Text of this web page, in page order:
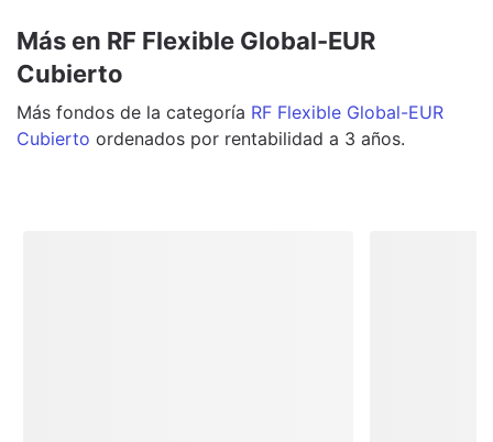
Más en RF Flexible Global-EUR
Cubierto
Más fondos de la categoría RF Flexible Global-EUR
Cubierto ordenados por rentabilidad a 3 años.